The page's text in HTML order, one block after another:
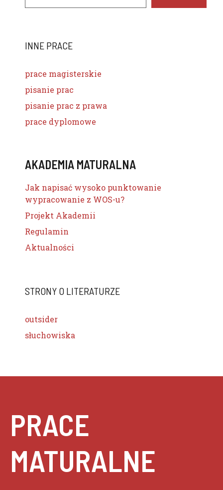
INNE PRACE
prace magisterskie
pisanie prac
pisanie prac z prawa
prace dyplomowe
AKADEMIA MATURALNA
Jak napisać wysoko punktowanie
wypracowanie z WOS-u?
Projekt Akademii
Regulamin
Aktualności
STRONY O LITERATURZE
outsider
słuchowiska
PRACE
MATURALNE